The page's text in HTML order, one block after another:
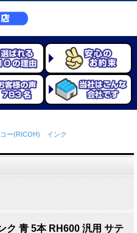
ー(RICOH) インク
ク 青 5本 RH600 汎用 サテ